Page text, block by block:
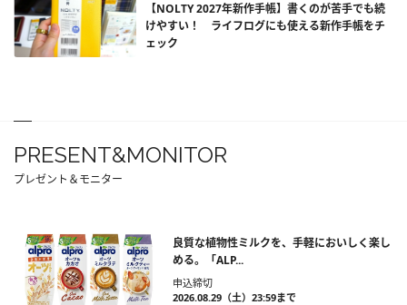
【NOLTY 2027年新作手帳】書くのが苦手でも続
けやすい！ ライフログにも使える新作手帳をチ
ェック
PRESENT&MONITOR
プレゼント＆モニター
良質な植物性ミルクを、手軽においしく楽し
める。「ALP...
申込締切
2026.08.29（土）23:59まで